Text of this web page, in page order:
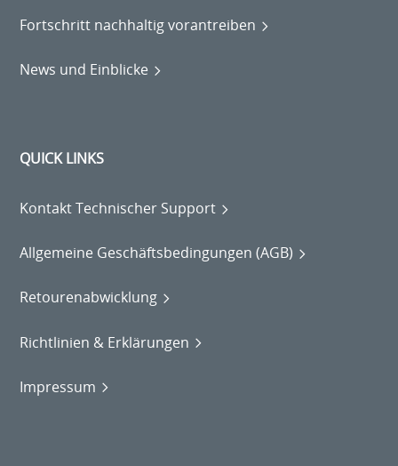
Fortschritt nachhaltig vorantreiben
News und Einblicke
QUICK LINKS
Kontakt Technischer Support
Allgemeine Geschäftsbedingungen (AGB)
Retourenabwicklung
Richtlinien & Erklärungen
Impressum